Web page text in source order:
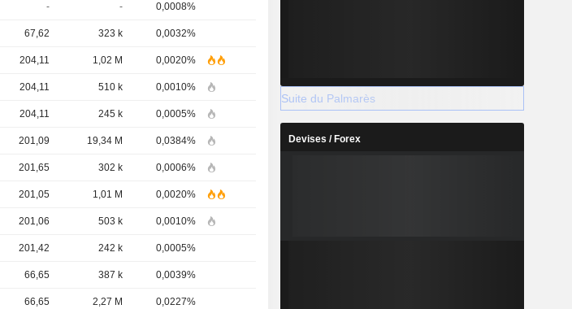
- - 0,0008%
67,62 323 k 0,0032%
204,11 1,02 M 0,0020%
204,11 510 k 0,0010%
204,11 245 k 0,0005%
201,09 19,34 M 0,0384%
201,65 302 k 0,0006%
201,05 1,01 M 0,0020%
201,06 503 k 0,0010%
201,42 242 k 0,0005%
66,65 387 k 0,0039%
66,65 2,27 M 0,0227%
Suite du Palmarès
Devises / Forex